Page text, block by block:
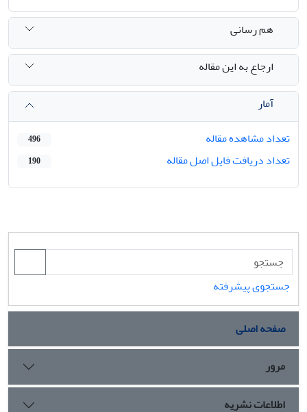
هم رسانی
ارجاع به این مقاله
آمار
تعداد مشاهده مقاله
496
تعداد دریافت فایل اصل مقاله 190
جستجوی پیشرفته
صفحه اصلی
مرور
اطلاعات نشریه